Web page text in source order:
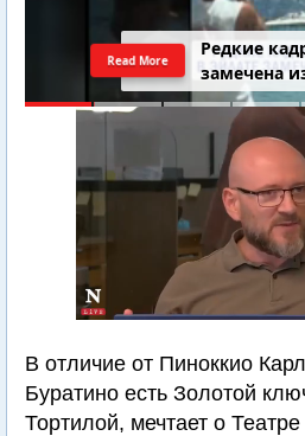
4-летний
Read More
В отличие от Пиноккио
Буратино есть Золотой
Тортилой, мечтает о